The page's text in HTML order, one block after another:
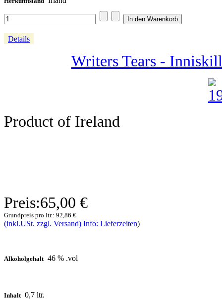
Details
Writers Tears -
Product of Ireland
Preis:65,00 €
Grundpreis pro ltr.: 92,86 €
(inkl.USt. zzgl. Versand) Info: Lieferzeiten)
Alkoholgehalt 46 % .vol
Inhalt 0,7 ltr.